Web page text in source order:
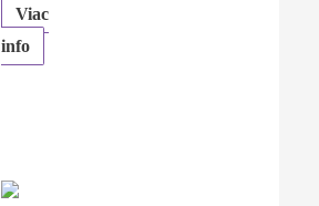
Viac
info